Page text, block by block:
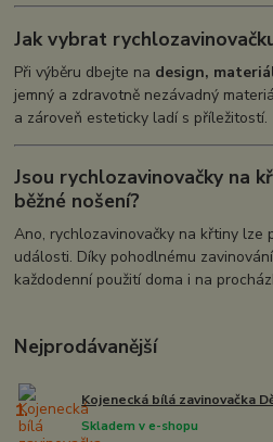
Jak vybrat
Při výběru dbejte na design,
jemný a zdravotně nezávadný
a zároveň esteticky ladí s příležitostí.
Jsou rychlozavinovačky na
běžné nošení?
Ano, rychlozavinovačky na křtiny lze
události. Díky pohodlnému
každodenní použití doma i na
Nejprodávanější
1. Kojenecká bílá zavinovačka
Skladem v e-shopu